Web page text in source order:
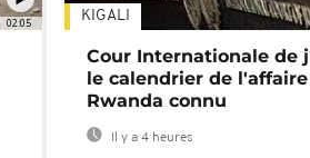
02:05 KIGALI
Cour Internationale de
le calendrier de l'affaire
Rwanda connu
Il y a 4 heures